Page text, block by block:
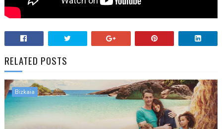
RELATED POSTS
Bizkaia